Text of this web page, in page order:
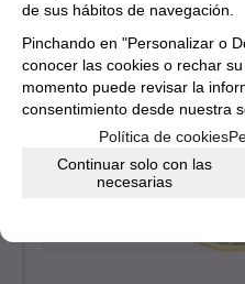
de sus hábitos de navegación.
Pinchando en "Personalizar o
conocer las cookies o rechar
momento puede revisar la
consentimiento desde nuestra
Política de cookies
Continuar solo con las
necesarias